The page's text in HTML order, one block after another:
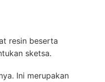
resin beserta
sketsa.
Ini merupakan